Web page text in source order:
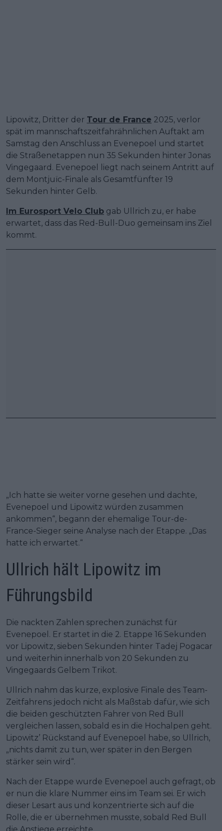
Lipowitz, Dritter der Tour de France 2025, verlor
spät im mannschaftszeitfahrähnlichen Auftakt am
Samstag den Anschluss an Evenepoel und startet
die Straßenetappen nun 35 Sekunden hinter Jonas
Vingegaard. Evenepoel liegt nach seinem Antritt auf
dem Montjuïc-Finale als Gesamtfünfter 19
Sekunden hinter Gelb.
Im Eurosport Velo Club gab Ullrich zu, er habe
erwartet, dass das Red-Bull-Duo gemeinsam ins Ziel
kommt.
„Ich hatte sie weiter vorne gesehen und dachte,
Evenepoel und Lipowitz würden zusammen
ankommen“, begann der ehemalige Tour-de-
France-Sieger seine Analyse nach der Etappe. „Das
hatte ich erwartet.“
Ullrich hält Lipowitz im
Führungsbild
Die nackten Zahlen sprechen zunächst für
Evenepoel. Er startet in die 2. Etappe 16 Sekunden
vor Lipowitz, sieben Sekunden hinter Tadej Pogacar
und weiterhin innerhalb von 20 Sekunden zu
Vingegaards Gelbem Trikot.
Ullrich nahm das kurze, explosive Finale des Team-
Zeitfahrens jedoch nicht als Maßstab dafür, wie sich
die beiden geschützten Fahrer von Red Bull
vergleichen lassen, sobald es in die Hochalpen geht.
Lipowitz’ Rückstand auf Evenepoel habe, so Ullrich,
„nichts damit zu tun, wer später in den Bergen
stärker sein wird“.
Nach der Etappe wurde Evenepoel auch gefragt, ob
er nun die klare Nummer eins im Team sei. Er wich
dieser Lesart aus und konzentrierte sich auf die
Rolle, die er übernehmen musste, sobald Red Bull
die Anstiege erreichte.